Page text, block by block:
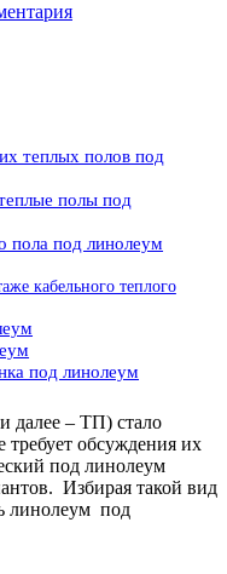
теплых полов под
полы под
пола под линолеум
кабельного теплого
под линолеум
далее – ТП) стало
обсуждения их
под линолеум
Избирая такой вид
линолеум под